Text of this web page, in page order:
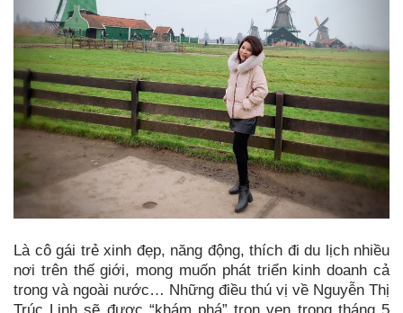
Là cô gái trẻ xinh đẹp, năng động, thích đi du lịch nhiều
nơi trên thế giới, mong muốn phát triển kinh doanh cả
trong và ngoài nước… Những điều thú vị về Nguyễn Thị